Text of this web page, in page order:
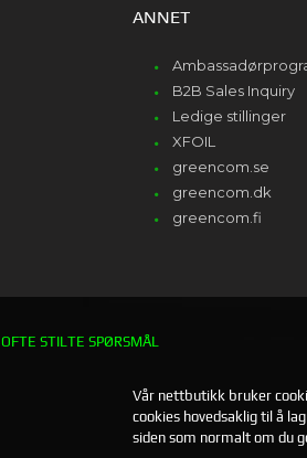
ANNET
B2B Sales Inquiry
Ledige stillinger
XFOIL
greencom.se
greencom.dk
greencom.fi
OFTE STILTE SPØRSMÅL
Vår nettbutikk bruker
cookies hovedsaklig til å
siden som normalt om du